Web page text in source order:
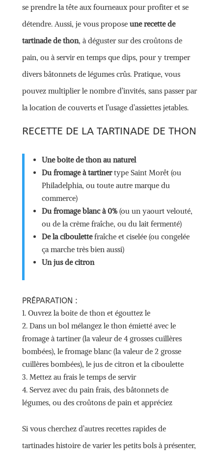
se prendre la tête aux fourneaux pour profiter et se
détendre. Aussi, je vous propose une recette de
tartinade de thon, à déguster sur des croûtons de
pain, ou à servir en temps que dips, pour y tremper
divers bâtonnets de légumes crûs. Pratique, vous
pouvez multiplier le nombre d’invités, sans passer par
la location de couverts et l’usage d’assiettes jetables.
RECETTE DE LA TARTINADE DE THON
Une boite de thon au naturel
Du fromage à tartinertype Saint Morêt (ou
Philadelphia, ou toute autre marque du
commerce)
Du fromage blanc à 0%(ou un yaourt velouté,
ou de la crème fraîche, ou du lait fermenté)
De la ciboulettefraîche et ciselée (ou congelée
ça marche très bien aussi)
Un jus de citron
PRÉPARATION :
Ouvrez la boite de thon et égouttez le
Dans un bol mélangez le thon émietté avec le
fromage à tartiner (la valeur de 4 grosses cuillères
bombées), le fromage blanc (la valeur de 2 grosse
cuillères bombées), le jus de citron et la ciboulette
Mettez au frais le temps de servir
Servez avec du pain frais, des bâtonnets de
légumes, ou des croûtons de pain et appréciez
Si vous cherchez d’autres recettes rapides de
tartinades histoire de varier les petits bols à présenter,